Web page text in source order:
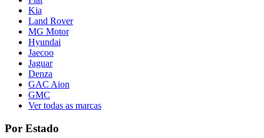
Kia
Land Rover
MG Motor
Hyundai
Jaecoo
Jaguar
Denza
GAC Aion
GMC
Ver todas as marcas
Por Estado